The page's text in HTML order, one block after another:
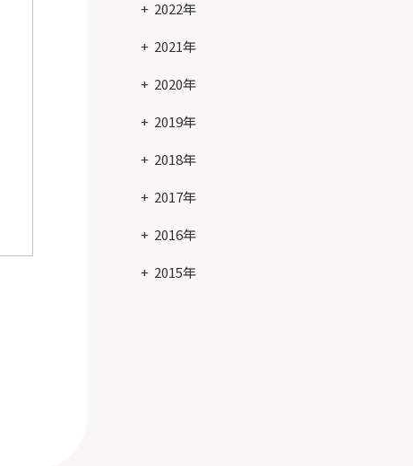
2022年
2021年
2020年
2019年
2018年
2017年
2016年
2015年